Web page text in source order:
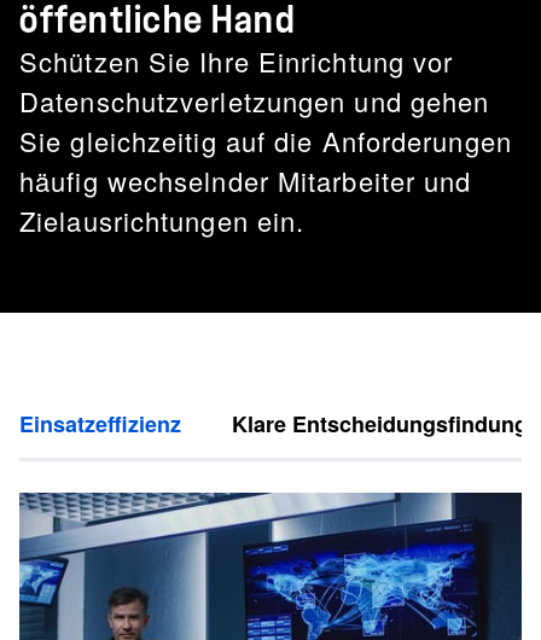
öffentliche Hand
Schützen Sie Ihre Einrichtung vor
Datenschutzverletzungen und gehen
Sie gleichzeitig auf die Anforderungen
häufig wechselnder Mitarbeiter und
Zielausrichtungen ein.
Einsatzeffizienz Klare Entscheidungsfindung